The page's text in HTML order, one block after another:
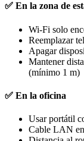
✅ En la zona de
Wi-Fi solo
Reemplazar
Apagar
Mantener
(mínimo 1 m)
✅ En la oficina
Usar portátil
Cable LAN